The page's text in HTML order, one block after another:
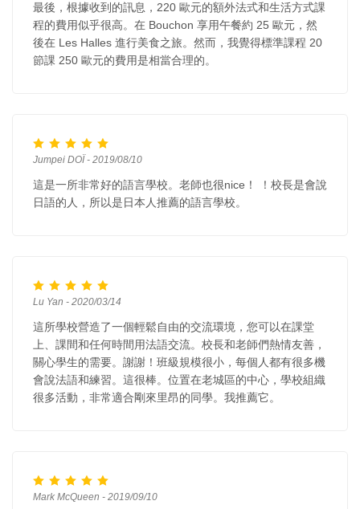
最後，根據收到的訊息，220 歐元的額外法式和生活方式課
程的費用似乎很高。在 Bouchon 享用午餐約 25 歐元，然
後在 Les Halles 進行美食之旅。然而，我覺得標準課程 20
節課 250 歐元的費用是相當合理的。
Jumpei DOÏ - 2019/08/10
這是一所非常好的語言學校。老師也很nice！ ！校長是會說
日語的人，所以是日本人推薦的語言學校。
Lu Yan - 2020/03/14
這所學校營造了一個輕鬆自由的交流環境，您可以在課堂
上、課間和任何時間用法語交流。校長和老師們熱情友善，
關心學生的需要。謝謝！班級規模很小，每個人都有很多機
會說法語和練習。這很棒。位置在老城區的中心，學校組織
很多活動，非常適合剛來里昂的同學。我推薦它。
Mark McQueen - 2019/09/10